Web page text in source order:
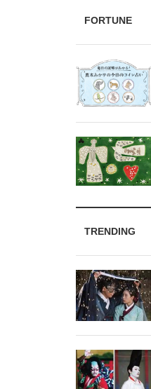
FORTUNE
TRENDING